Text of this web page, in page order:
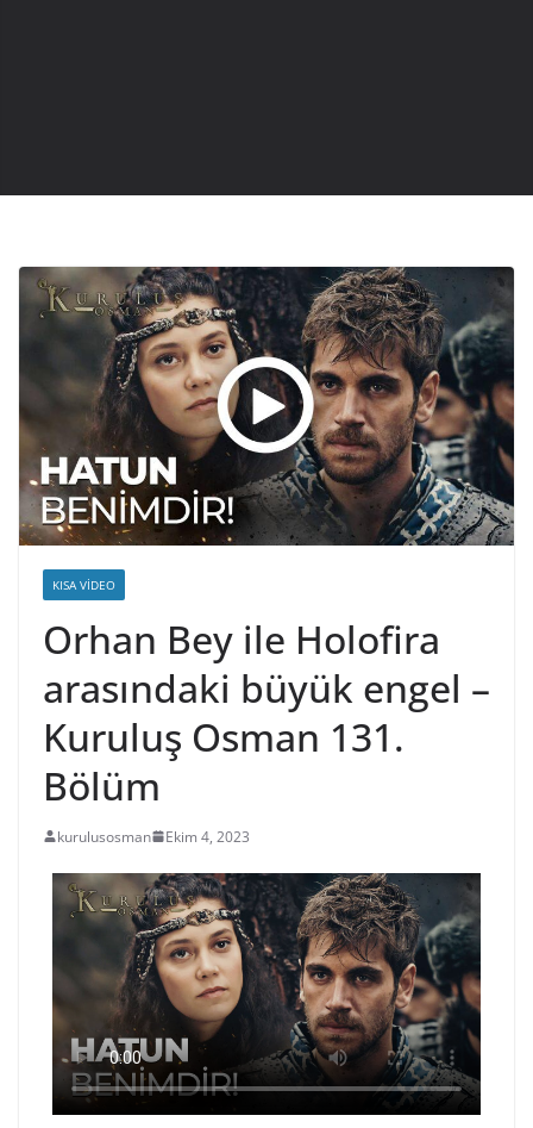
KISA VIDEO
Orhan Bey ile Holofira
arasındaki büyük engel –
Kuruluş Osman 131.
Bölüm
kurulusosman Ekim 4, 2023